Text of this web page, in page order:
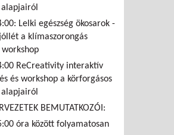
Lelki egészség ökosarok -
a klímaszorongás
workshop
ReCreativity interaktív
és workshop a körforgásos
BEMUTATKOZÓI:
óra között folyamatosan